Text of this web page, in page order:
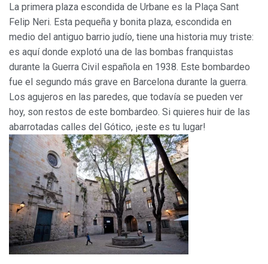
La primera plaza escondida de Urbane es la Plaça Sant
Felip Neri. Esta pequeña y bonita plaza, escondida en
medio del antiguo barrio judío, tiene una historia muy triste:
es aquí donde explotó una de las bombas franquistas
durante la Guerra Civil española en 1938. Este bombardeo
fue el segundo más grave en Barcelona durante la guerra.
Los agujeros en las paredes, que todavía se pueden ver
hoy, son restos de este bombardeo. Si quieres huir de las
abarrotadas calles del Gótico, ¡este es tu lugar!
Permiten realizar el seguimiento y análisis del
comportamiento de los usuarios de este sitio web. La
información recogida mediante este tipo de cookies se
utiliza en la medición de la actividad de la web para la
elaboración de perfiles de navegación de los usuarios con
el fin de introducir mejoras en función del análisis de los
datos de uso que hacen los usuarios del servicio. Permiten
guardar la información de preferencia del usuario para
mejor experiencia a través de productos recomendados.
Marketing y publicidad
Estas cookies son utilizadas para almacenar información
sobre las preferencias y elecciones personales del usuario
a través de la observación continuada de sus hábitos de
navegación. Gracias a ellas, podemos conocer los hábitos
de navegación en el sitio web y mostrar publicidad
relacionada con el perfil de navegación del usuario.